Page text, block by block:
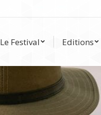
Le Festival Editions
Le Festival Editions